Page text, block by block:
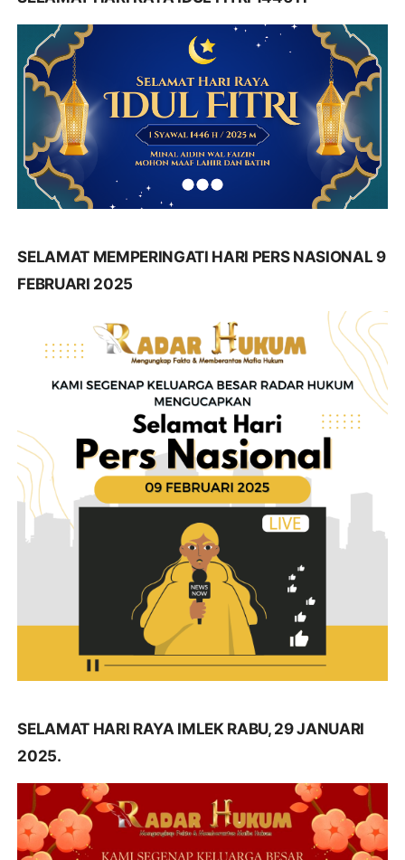
SELAMAT MEMPERINGATI HARI PERS NASIONAL 9
FEBRUARI 2025
SELAMAT HARI RAYA IMLEK RABU, 29 JANUARI
2025.